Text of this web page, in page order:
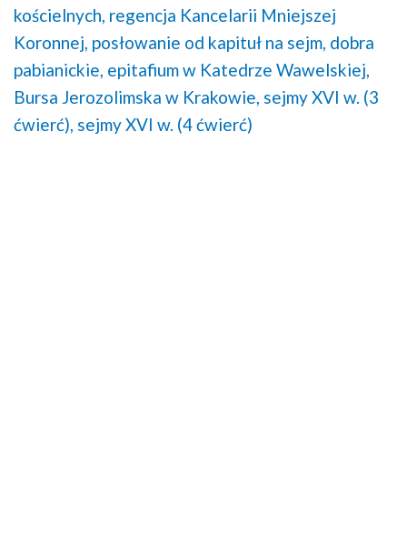
kościelnych, regencja Kancelarii Mniejszej
Koronnej, posłowanie od kapituł na sejm, dobra
pabianickie, epitafium w Katedrze Wawelskiej,
Bursa Jerozolimska w Krakowie, sejmy XVI w. (3
ćwierć), sejmy XVI w. (4 ćwierć)